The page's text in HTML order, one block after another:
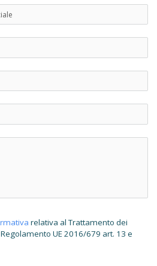
relativa al Trattamento dei
UE 2016/679 art. 13 e